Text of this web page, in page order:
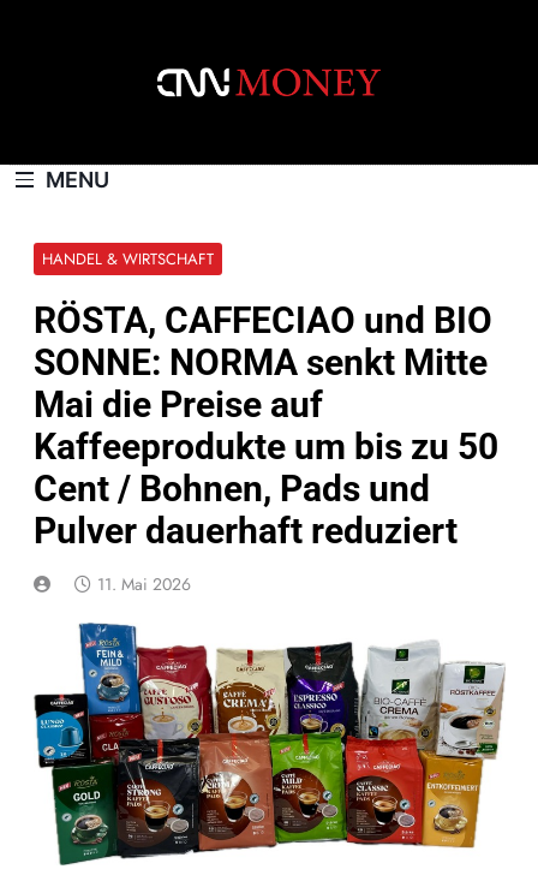
MENU
HANDEL & WIRTSCHAFT
RÖSTA, CAFFECIAO und BIO
SONNE: NORMA senkt Mitte
Mai die Preise auf
Kaffeeprodukte um bis zu 50
Cent / Bohnen, Pads und
Pulver dauerhaft reduziert
11. Mai 2026